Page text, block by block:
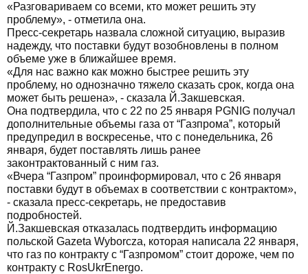
«Разговариваем со всеми, кто может решить эту
проблему», - отметила она.
Пресс-секретарь назвала сложной ситуацию, выразив
надежду, что поставки будут возобновлены в полном
объеме уже в ближайшее время.
«Для нас важно как можно быстрее решить эту
проблему, но однозначно тяжело сказать срок, когда она
может быть решена», - сказала Й.Закшевская.
Она подтвердила, что с 22 по 25 января PGNIG получал
дополнительные объемы газа от “Газпрома”, который
предупредил в воскресенье, что с понедельника, 26
января, будет поставлять лишь ранее
законтрактованный с ним газ.
«Вчера “Газпром” проинформировал, что с 26 января
поставки будут в объемах в соответствии с контрактом»,
- сказала пресс-секретарь, не предоставив
подробностей.
Й.Закшевская отказалась подтвердить информацию
польской Gazeta Wyborcza, которая написала 22 января,
что газ по контракту с “Газпромом” стоит дороже, чем по
контракту с RosUkrEnergo.